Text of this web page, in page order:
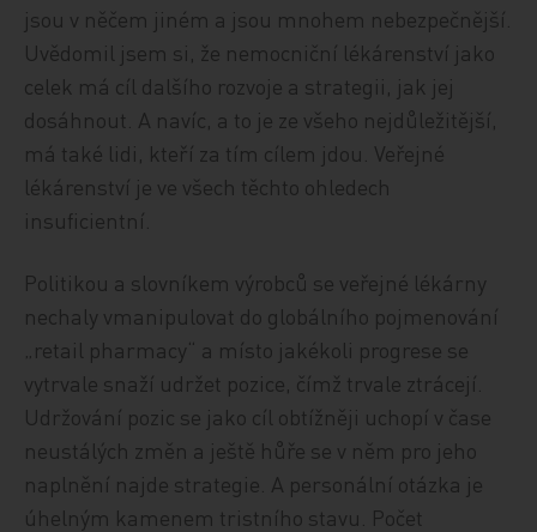
jsou v něčem jiném a jsou mnohem nebezpečnější.
Uvědomil jsem si, že nemocniční lékárenství jako
celek má cíl dalšího rozvoje a strategii, jak jej
dosáhnout. A navíc, a to je ze všeho nejdůležitější,
má také lidi, kteří za tím cílem jdou. Veřejné
lékárenství je ve všech těchto ohledech
insuficientní.
Politikou a slovníkem výrobců se veřejné lékárny
nechaly vmanipulovat do globálního pojmenování
„retail pharmacy“ a místo jakékoli progrese se
vytrvale snaží udržet pozice, čímž trvale ztrácejí.
Udržování pozic se jako cíl obtížněji uchopí v čase
neustálých změn a ještě hůře se v něm pro jeho
naplnění najde strategie. A personální otázka je
úhelným kamenem tristního stavu. Počet